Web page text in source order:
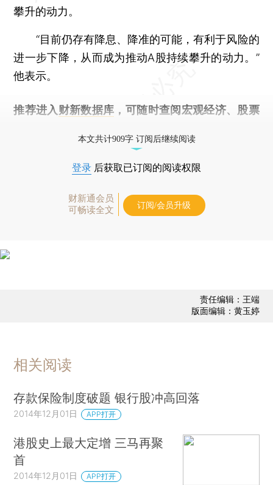
攀升的动力。
“目前仍存有降息、降准的可能，有利于风险的
进一步下降，从而成为推动A股持续攀升的动力。”
他表示。
推荐进入 财新数据库 ，可随时查阅宏观经济、股票
本文共计909字 订阅后继续阅读
登录 后获取已订阅的阅读权限
财新通会员
可畅读全文
订阅/会员升级
责任编辑：王端
版面编辑：黄玉婷
相关阅读
存款保险制度破题 银行股冲高回落
2014年12月01日 APP打开
港股史上最大定增 三马再聚
首
2014年12月01日 APP打开